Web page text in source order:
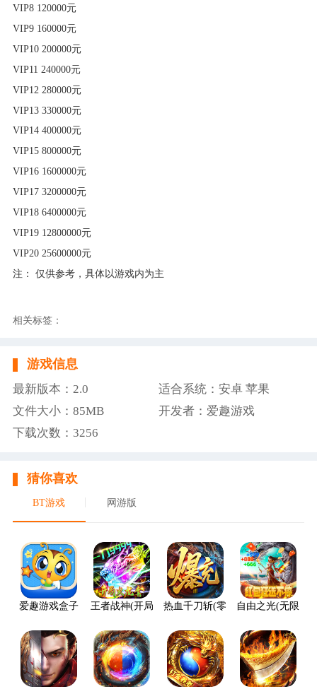
VIP8 120000元
VIP9 160000元
VIP10 200000元
VIP11 240000元
VIP12 280000元
VIP13 330000元
VIP14 400000元
VIP15 800000元
VIP16 1600000元
VIP17 3200000元
VIP18 6400000元
VIP19 12800000元
VIP20 25600000元
注：
仅供参考，具体以游戏内为主
相关标签：
游戏信息
最新版本：2.0
适合系统：安卓 苹果
文件大小：85MB
开发者：爱趣游戏
下载次数：3256
猜你喜欢
BT游戏 网游版
爱趣游戏盒子 王者战神(开局火龙套)热血千刀斩(零氪送赞爆充)
自由之光(无限红